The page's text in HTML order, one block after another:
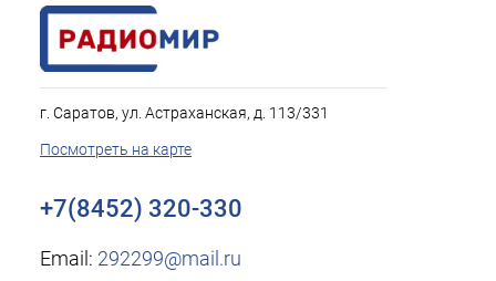
г. Саратов, ул. Астраханская, д. 113/331
Посмотреть на карте
+7(8452) 320-330
Email: 292299@mail.ru